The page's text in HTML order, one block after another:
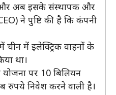
और अब इसके संस्थापक और
ने पुष्टि की है कि कंपनी
में इलेक्ट्रिक वाहनों के
था।
पर 10 बिलियन
रुपये निवेश करने वाली है।